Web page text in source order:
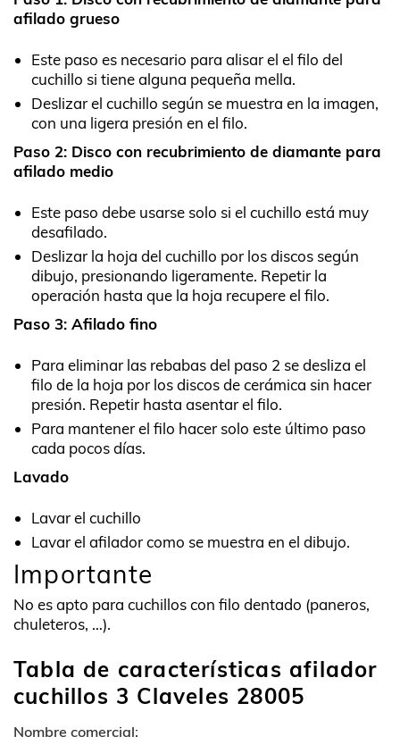
afilado grueso
Este paso es necesario para alisar el el filo del
cuchillo si tiene alguna pequeña mella.
Deslizar el cuchillo según se muestra en la imagen,
con una ligera presión en el filo.
Paso 2: Disco con recubrimiento de diamante para
afilado medio
Este paso debe usarse solo si el cuchillo está muy
desafilado.
Deslizar la hoja del cuchillo por los discos según
dibujo, presionando ligeramente. Repetir la
operación hasta que la hoja recupere el filo.
Paso 3: Afilado fino
Para eliminar las rebabas del paso 2 se desliza el
filo de la hoja por los discos de cerámica sin hacer
presión. Repetir hasta asentar el filo.
Para mantener el filo hacer solo este último paso
cada pocos días.
Lavado
Lavar el cuchillo
Lavar el afilador como se muestra en el dibujo.
Importante
No es apto para cuchillos con filo dentado (paneros,
chuleteros, …).
Tabla de características afilador
cuchillos 3 Claveles 28005
Nombre comercial: